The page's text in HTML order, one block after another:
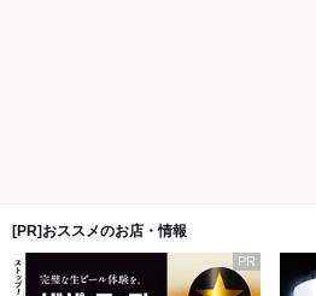
[PR]おススメのお店・情報
PR